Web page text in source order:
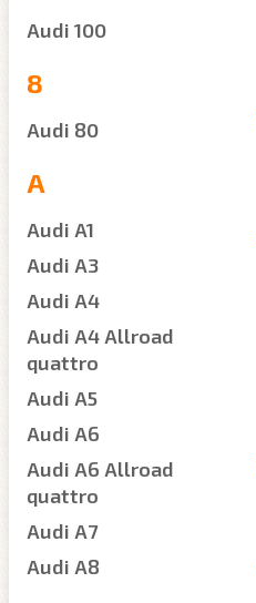
Audi 100
8
Audi 80
A
Audi A1
Audi A3
Audi A4
Audi A4 Allroad
quattro
Audi A5
Audi A6
Audi A6 Allroad
quattro
Audi A7
Audi A8